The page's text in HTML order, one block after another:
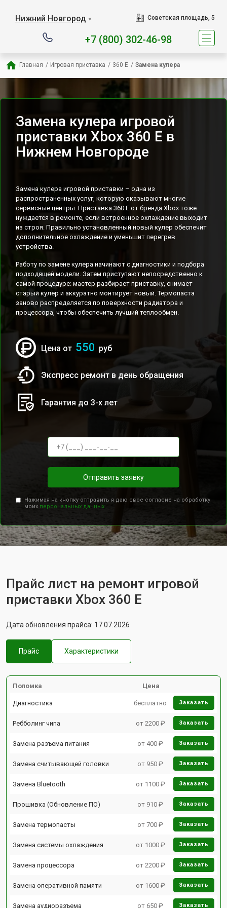
Нижний Новгород ▼ Советская площадь, 5
+7 (800) 302-46-98
Главная / Игровая приставка / 360 E / Замена кулера
Замена кулера игровой
приставки Xbox 360 E в
Нижнем Новгороде
Замена кулера игровой приставки – одна из
распространенных услуг, которую оказывают многие
сервисные центры. Приставка 360 E от бренда Xbox тоже
нуждается в ремонте, если встроенное охлаждение выходит
из строя. Правильно установленный новый кулер обеспечит
дополнительное охлаждение и уменьшит перегрев
устройства.
Работу по замене кулера начинают с диагностики и подбора
подходящей модели. Затем приступают непосредственно к
самой процедуре: мастер разбирает приставку, снимает
старый кулер и аккуратно монтирует новый. Термопаста
заново распределяется по поверхности радиатора и
процессора, чтобы обеспечить лучший теплообмен.
Цена от 550 руб
Экспресс ремонт в день обращения
Гарантия до 3-х лет
Отправить заявку
Нажимая на кнопку отправить я даю свое согласие на обработку
моих персональных данных.
Прайс лист на ремонт игровой
приставки Xbox 360 E
Дата обновления прайса: 17.07.2026
Прайс Характеристики
Поломка Цена
Диагностика бесплатно Заказать
Ребболинг чипа от 2200 ₽ Заказать
Замена разъема питания от 400 ₽ Заказать
Замена считывающей головки от 950 ₽ Заказать
Замена Bluetooth от 1100 ₽ Заказать
Прошивка (Обновление ПО) от 910 ₽ Заказать
Замена термопасты от 700 ₽ Заказать
Замена системы охлаждения от 1000 ₽ Заказать
Замена процессора от 2200 ₽ Заказать
Замена оперативной памяти от 1600 ₽ Заказать
Замена аудиоразъема от 650 ₽ Заказать